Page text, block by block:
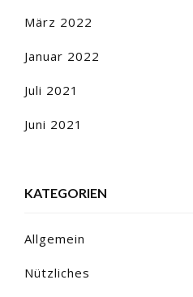
März 2022
Januar 2022
Juli 2021
Juni 2021
KATEGORIEN
Allgemein
Nützliches